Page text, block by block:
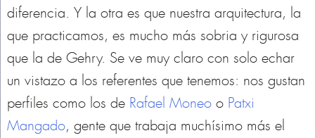
diferencia. Y la otra es que nuestra arquitectura, la
que practicamos, es mucho más sobria y rigurosa
que la de Gehry. Se ve muy claro con solo echar
un vistazo a los referentes que tenemos: nos gustan
perfiles como los de Rafael Moneo o Patxi
Mangado, gente que trabaja muchísimo más el